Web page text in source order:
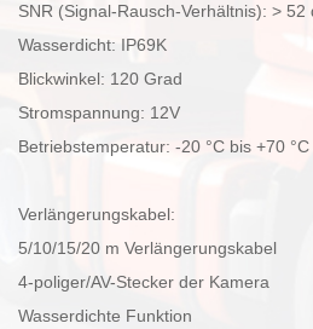
SNR (Signal-Rausch-Verhältnis): > 52
Wasserdicht: IP69K
Blickwinkel: 120 Grad
Stromspannung: 12V
Betriebstemperatur: -20 °C bis +70 °C
Verlängerungskabel:
5/10/15/20 m Verlängerungskabel
4-poliger/AV-Stecker der Kamera
Wasserdichte Funktion